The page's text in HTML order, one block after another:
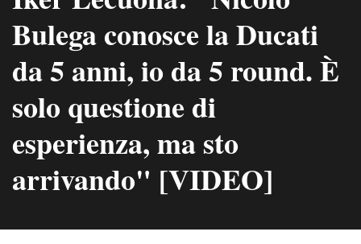
Bulega conosce la Ducati
da 5 anni, io da 5 round. È
solo questione di
esperienza, ma sto
arrivando" [VIDEO]